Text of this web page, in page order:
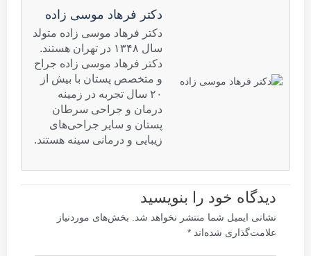
دکتر فرهاد موسی زاده
دکتر فرهاد موسی زاده متولد
سال ۱۳۴۸ در تهران هستند.
دکتر فرهاد موسی زاده جراح
و متخصص پستان با بیش از
۲۰ سال تجربه در زمینه
درمان و جراحی سرطان
پستان و سایر جراحی‌های
زیبایی و درمانی سینه هستند.
دیدگاه‌ خود را بنویسید
نشانی ایمیل شما منتشر نخواهد شد. بخش‌های موردنیاز
علامت‌گذاری شده‌اند *